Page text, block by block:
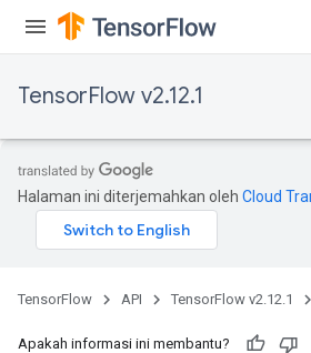
TensorFlow v2.12.1
Halaman ini diterjemahkan oleh Cloud
TensorFlow API TensorFlow v2.12.1
Apakah informasi ini membantu?